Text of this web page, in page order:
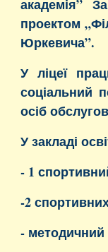
академія”
проектом
Юркевича”.
У ліцеї
соціальний
осіб
У закладі
- 1
-2
- методичний